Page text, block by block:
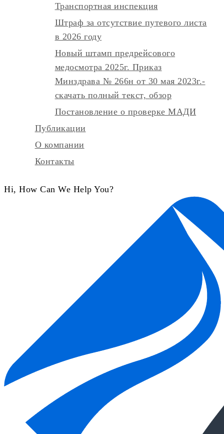
Транспортная инспекция
Штраф за отсутствие путевого листа
в 2026 году
Новый штамп предрейсового
медосмотра 2025г. Приказ
Минздрава № 266н от 30 мая 2023г.-
скачать полный текст, обзор
Постановление о проверке МАДИ
Публикации
О компании
Контакты
Hi, How Can We Help You?